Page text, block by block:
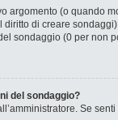
argomento (o quando
di creare
sondaggio (0 per non
del sondaggio?
Se